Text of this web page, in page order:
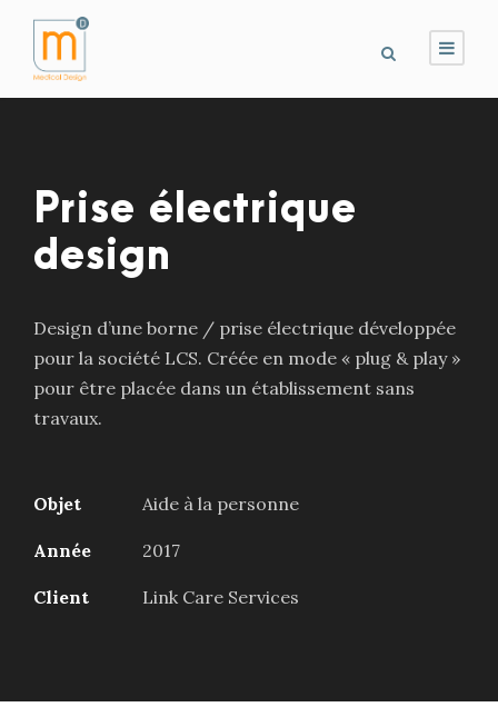
Prise électrique
design
Design d’une borne / prise électrique développée
pour la société LCS. Créée en mode « plug & play »
pour être placée dans un établissement sans
travaux.
Objet Aide à la personne
Année 2017
Client Link Care Services